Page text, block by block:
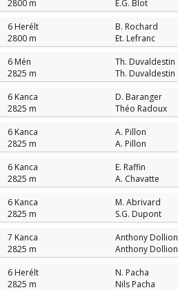
2800 m
E.G. Blot
6 Herélt
2800 m
B. Rochard
Et. Lefranc
6 Mén
2825 m
Th. Duvaldestin
Th. Duvaldestin
6 Kanca
2825 m
D. Baranger
Théo Radoux
6 Kanca
2825 m
A. Pillon
A. Pillon
6 Kanca
2825 m
E. Raffin
A. Chavatte
6 Kanca
2825 m
M. Abrivard
S.G. Dupont
7 Kanca
2825 m
Anthony Dollion
Anthony Dollion
6 Herélt
2825 m
N. Pacha
Nils Pacha